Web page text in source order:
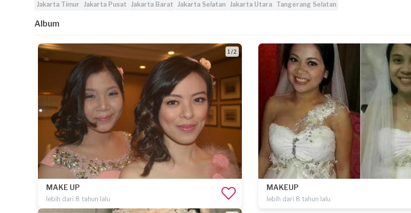
Jakarta Timur
Jakarta Pusat Jakarta Barat Jakarta Selatan Jakarta Utara Tangerang Selatan
Album
1 / 2
MAKE UP
lebih dari 8 tahun lalu
MAKEUP
lebih dari 8 tahun lalu